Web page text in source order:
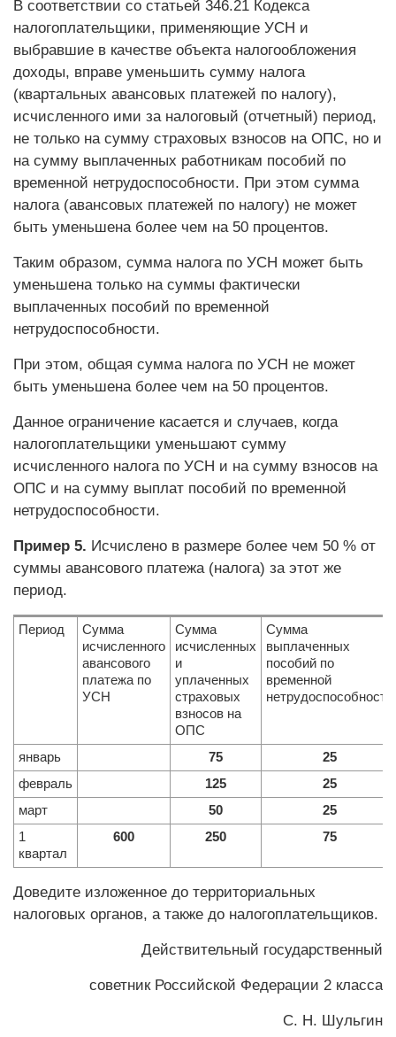
В соответствии со статьей 346.21 Кодекса
налогоплательщики, применяющие УСН и
выбравшие в качестве объекта налогообложения
доходы, вправе уменьшить сумму налога
(квартальных авансовых платежей по налогу),
исчисленного ими за налоговый (отчетный) период,
не только на сумму страховых взносов на ОПС, но и
на сумму выплаченных работникам пособий по
временной нетрудоспособности. При этом сумма
налога (авансовых платежей по налогу) не может
быть уменьшена более чем на 50 процентов.
Таким образом, сумма налога по УСН может быть
уменьшена только на суммы фактически
выплаченных пособий по временной
нетрудоспособности.
При этом, общая сумма налога по УСН не может
быть уменьшена более чем на 50 процентов.
Данное ограничение касается и случаев, когда
налогоплательщики уменьшают сумму
исчисленного налога по УСН и на сумму взносов на
ОПС и на сумму выплат пособий по временной
нетрудоспособности.
Пример 5. Исчислено в размере более чем 50 % от
суммы авансового платежа (налога) за этот же
период.
Период
Сумма
исчисленного
авансового
платежа по
УСН
Сумма
исчисленных
и
уплаченных
страховых
взносов на
ОПС
Сумма
выплаченных
пособий по
временной
нетрудоспособности
январь 75
25
февраль
125
25
март
50
25
1
квартал
600 250 75
Доведите изложенное до территориальных
налоговых органов, а также до налогоплательщиков.
Действительный государственный
советник Российской Федерации 2 класса
С. Н. Шульгин